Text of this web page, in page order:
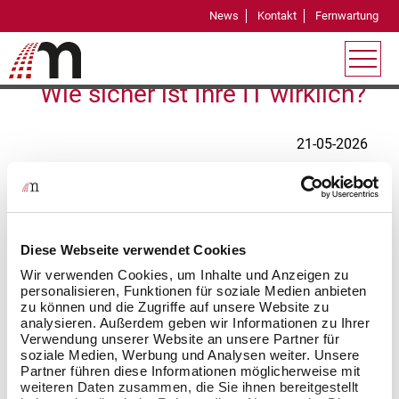
Diese Webseite verwendet Cookies
Wir verwenden Cookies, um Inhalte und Anzeigen zu
personalisieren, Funktionen für soziale Medien anbieten
zu können und die Zugriffe auf unsere Website zu
analysieren. Außerdem geben wir Informationen zu Ihrer
Verwendung unserer Website an unsere Partner für
soziale Medien, Werbung und Analysen weiter. Unsere
Partner führen diese Informationen möglicherweise mit
weiteren Daten zusammen, die Sie ihnen bereitgestellt
News Kontakt Fernwartung
IT Security
Wie sicher ist Ihre IT wirklich?
21-05-2026
Cyberangriffe werden immer gezielter und
raffinierter. Firewalls und Virenscanner allein reichen
zu schützen. Genau hier kommt Pentesting ins
Spiel.
Als Teil unseres Leistungsportfolios bei Marcard
Media bieten wir professionelle Penetrationstests,
um Sicherheitslücken gezielt aufzudecken – bevor
es andere tun.